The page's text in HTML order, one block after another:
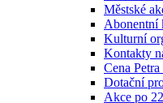
Městské
Abonentní
Kulturní
Kontakty
Cena
Dotační
Akce po